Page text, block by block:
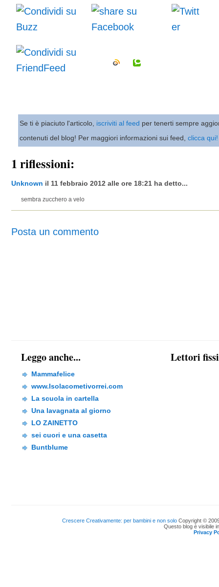
Se ti è piaciuto l'articolo, iscriviti al feed per tenerti sempre
contenuti del blog! Per maggiori informazioni sui feed, clicca qui!
1 riflessioni:
Unknown il 11 febbraio 2012 alle ore 18:21 ha detto...
sembra zucchero a velo
Posta un commento
Leggo anche...
Mammafelice
www.Isolacometivorrei.com
La scuola in cartella
Una lavagnata al giorno
LO ZAINETTO
sei cuori e una casetta
Buntblume
Lettori fissi
Crescere Creativamente: per bambini e non solo Copyright ©
Questo blog è visibile
Privacy